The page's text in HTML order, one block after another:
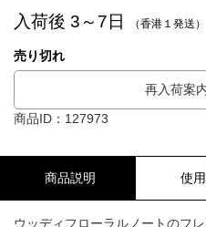
入荷後 3～7日 （香港１発送）
売り切れ
再入荷案
商品ID：127973
商品説明 使
ウッディフローラルノートのフレ